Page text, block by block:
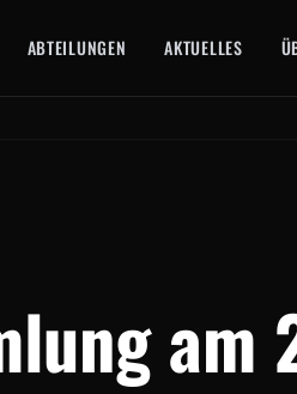
ABTEILUNGEN AKTUELLES
am